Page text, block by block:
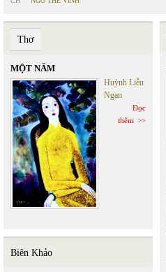
Thơ
MỘT NĂM
Huỳnh Liễu
Ngạn
Đọc
thêm
Biên Khảo